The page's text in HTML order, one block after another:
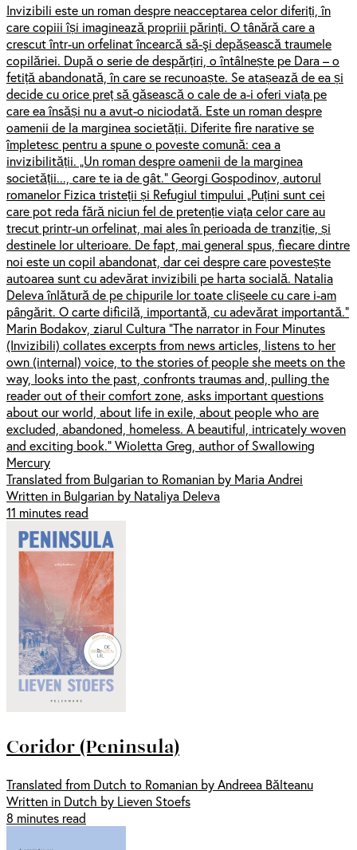
Invizibili este un roman despre neacceptarea celor diferiți, în
care copiii își imaginează propriii părinți. O tânără care a
crescut într-un orfelinat încearcă să-şi depășească traumele
copilăriei. După o serie de despărțiri, o întâlnește pe Dara – o
fetiță abandonată, în care se recunoaște. Se atașează de ea și
decide cu orice preț să găsească o cale de a-i oferi viața pe
care ea însăși nu a avut-o niciodată. Este un roman despre
oamenii de la marginea societății. Diferite fire narative se
împletesc pentru a spune o poveste comună: cea a
invizibilității. „Un roman despre oamenii de la marginea
societății..., care te ia de gât.” Georgi Gospodinov, autorul
romanelor Fizica tristeții și Refugiul timpului „Puțini sunt cei
care pot reda fără niciun fel de pretenție viața celor care au
trecut printr-un orfelinat, mai ales în perioada de tranziție, și
destinele lor ulterioare. De fapt, mai general spus, fiecare dintre
noi este un copil abandonat, dar cei despre care povestește
autoarea sunt cu adevărat invizibili pe harta socială. Natalia
Deleva înlătură de pe chipurile lor toate clișeele cu care i-am
pângărit. O carte dificilă, importantă, cu adevărat importantă.”
Marin Bodakov, ziarul Cultura “The narrator in Four Minutes
(Invizibili) collates excerpts from news articles, listens to her
own (internal) voice, to the stories of people she meets on the
way, looks into the past, confronts traumas and, pulling the
reader out of their comfort zone, asks important questions
about our world, about life in exile, about people who are
excluded, abandoned, homeless. A beautiful, intricately woven
and exciting book.” Wioletta Greg, author of Swallowing
Mercury
Translated from Bulgarian to Romanian by Maria Andrei
Written in Bulgarian by Nataliya Deleva
11 minutes read
Coridor (Peninsula)
Translated from Dutch to Romanian by Andreea Bălteanu
Written in Dutch by Lieven Stoefs
8 minutes read